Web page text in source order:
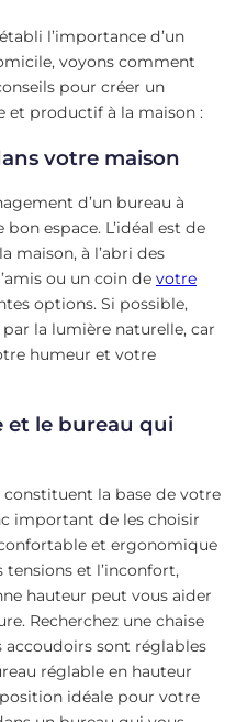
l’importance d’un
voyons comment
pour créer un
et productif à la maison :
votre maison
d’un bureau à
espace. L’idéal est de
maison, à l’abri des
ou un coin de votre
options. Si possible,
la lumière naturelle, car
humeur et votre
et le bureau qui
la base de votre
important de les choisir
et ergonomique
et l’inconfort,
hauteur peut vous aider
Recherchez une chaise
accoudoirs sont réglables
réglable en hauteur
idéale pour votre